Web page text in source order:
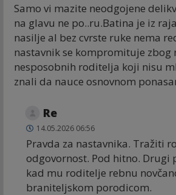
Samo vi mazite neodgojene
na glavu ne po..ru.Batina je iz
nasilje al bez cvrste ruke nema
nastavnik se kompromituje zbog
nesposobnih roditelja koji nisu
znali da nauce osnovnom
Re
14.05.2026 06:56
Pravda za nastavnika. Tražiti
odgovornost. Pod hitno. Drugi
kad mu roditelje rebnu
braniteljskom porodicom.